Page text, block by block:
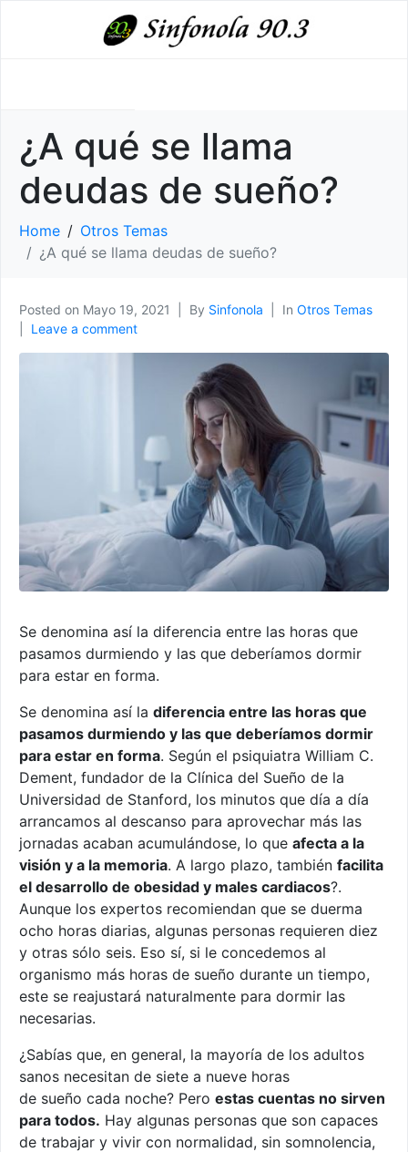
¿A qué se llama
deudas de sueño?
Home
Otros Temas
¿A qué se llama deudas de sueño?
Posted on Mayo 19, 2021 By Sinfonola In Otros Temas
Leave a comment
Se denomina así la diferencia entre las horas que
pasamos durmiendo y las que deberíamos dormir
para estar en forma.
Se denomina así la diferencia entre las horas que
pasamos durmiendo y las que deberíamos dormir
para estar en forma. Según el psiquiatra William C.
Dement, fundador de la Clínica del Sueño de la
Universidad de Stanford, los minutos que día a día
arrancamos al descanso para aprovechar más las
jornadas acaban acumulándose, lo que afecta a la
visión y a la memoria. A largo plazo, también facilita
el desarrollo de obesidad y males cardiacos?.
Aunque los expertos recomiendan que se duerma
ocho horas diarias, algunas personas requieren diez
y otras sólo seis. Eso sí, si le concedemos al
organismo más horas de sueño durante un tiempo,
este se reajustará naturalmente para dormir las
necesarias.
¿Sabías que, en general, la mayoría de los adultos
sanos necesitan de siete a nueve horas
de sueño cada noche? Pero estas cuentas no sirven
para todos. Hay algunas personas que son capaces
de trabajar y vivir con normalidad, sin somnolencia,